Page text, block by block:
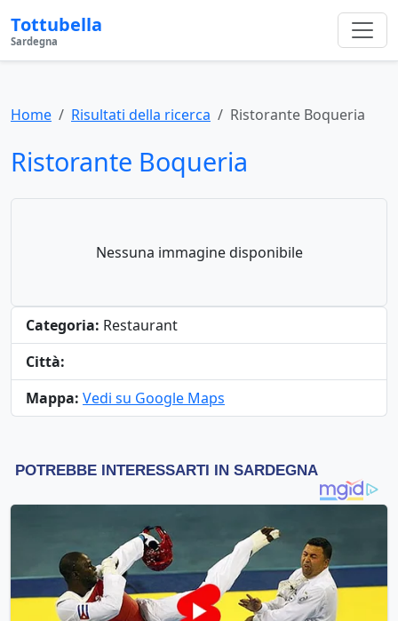
Tottubella
Sardegna
Home Risultati della ricerca Ristorante Boqueria
Ristorante Boqueria
Nessuna immagine disponibile
Categoria: Restaurant
Città:
Mappa: Vedi su Google Maps